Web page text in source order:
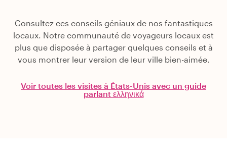
Consultez ces conseils géniaux de nos fantastiques
locaux. Notre communauté de voyageurs locaux est
plus que disposée à partager quelques conseils et à
vous montrer leur version de leur ville bien-aimée.
Voir toutes les visites à États-Unis avec un guide
parlant ελληνικά